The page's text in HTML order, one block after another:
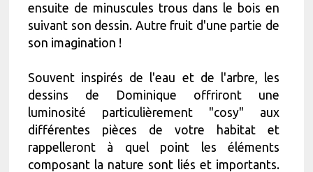
ensuite de minuscules trous dans le bois en
suivant son dessin. Autre fruit d'une partie de
son imagination !
Souvent inspirés de l'eau et de l'arbre, les
dessins de Dominique offriront une
luminosité particulièrement "cosy" aux
différentes pièces de votre habitat et
rappelleront à quel point les éléments
composant la nature sont liés et importants.